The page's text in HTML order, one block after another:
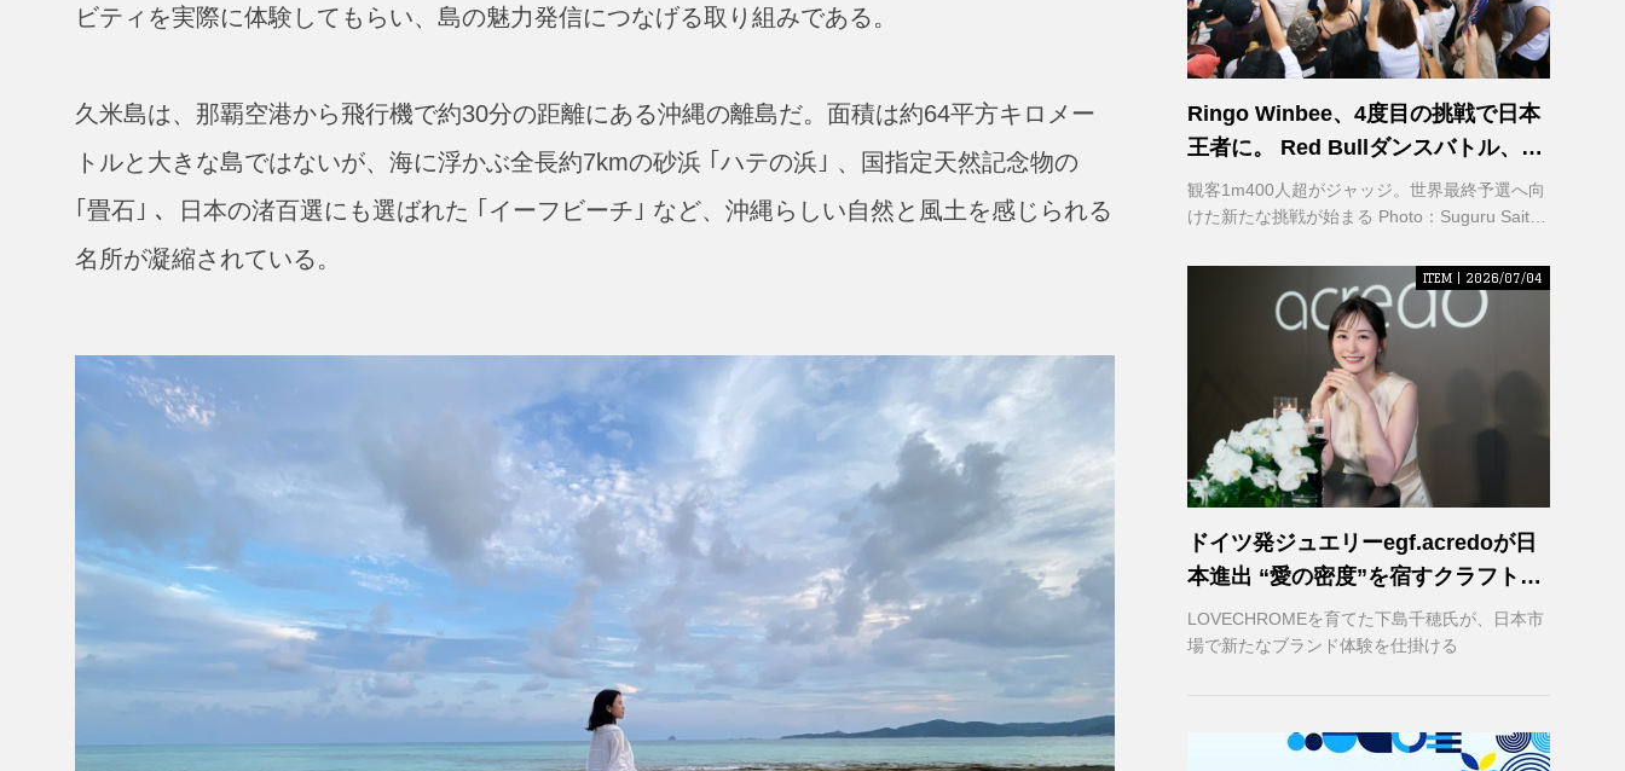
ビティを実際に体験してもらい、島の魅力発信につなげる取り組みである。
久米島は、那覇空港から飛行機で約30分の距離にある沖縄の離島だ。面積は約64平方キロメー
トルと大きな島ではないが、海に浮かぶ全長約7kmの砂浜 ｢ハテの浜｣ 、国指定天然記念物の
｢畳石｣ 、日本の渚百選にも選ばれた ｢イーフビーチ｣ など、沖縄らしい自然と風土を感じられる
名所が凝縮されている。
Ringo Winbee、4度目の挑戦で日本
王者に。 Red Bullダンスバトル、六
本木で熱狂
観客1m400人超がジャッジ。世界最終予選へ向
けた新たな挑戦が始まる Photo：Suguru Saito /
ITEM | 2026/07/04
ドイツ発ジュエリーegf.acredoが日
本進出 “愛の密度”を宿すクラフトマ
ンシップ
LOVECHROMEを育てた下島千穂氏が、日本市
場で新たなブランド体験を仕掛ける